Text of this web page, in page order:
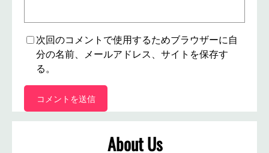
次回のコメントで使用するためブラウザーに自
分の名前、メールアドレス、サイトを保存す
る。
About Us